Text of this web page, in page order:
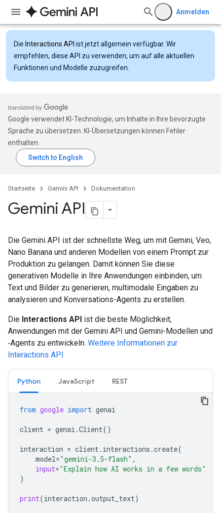
Anmelden
Die Interactions API ist jetzt allgemein verfügbar. Wir
empfehlen, diese API zu verwenden, um auf alle aktuellen
Funktionen und Modelle zuzugreifen.
Google verwendet KI-Technologie, um Inhalte in Ihre bevorzugte
Sprache zu übersetzen. KI-Übersetzungen können Fehler
enthalten.
Startseite Gemini API Dokumentation
Gemini API
Die Gemini API ist der schnellste Weg, um mit Gemini, Veo,
Nano Banana und anderen Modellen von einem Prompt zur
Produktion zu gelangen. Damit können Sie diese
generativen Modelle in Ihre Anwendungen einbinden, um
Text und Bilder zu generieren, multimodale Eingaben zu
analysieren und Konversations-Agents zu erstellen.
Die Interactions API ist die beste Möglichkeit,
Anwendungen mit der Gemini API und Gemini-Modellen und
‑Agents zu entwickeln. Weitere Informationen zur
Interactions API
Python JavaScript REST
from google import genai
client = genai .Client()
interaction = client. interactions .create(
model="gemini-3.5-flash" ,
input="Explain how AI works in a few words"
)
print(interaction .output_text)